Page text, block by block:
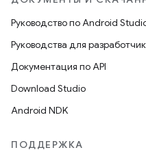
Руководство по Android
Руководства для
Документация по API
Download Studio
Android NDK
ПОДДЕРЖКА